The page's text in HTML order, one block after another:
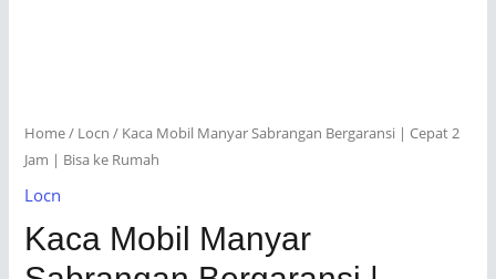
Home/ Locn / Kaca Mobil Manyar Sabrangan Bergaransi | Cepat 2
Jam | Bisa ke Rumah
Locn
Kaca Mobil Manyar